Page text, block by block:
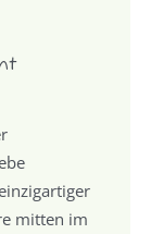
mitten im